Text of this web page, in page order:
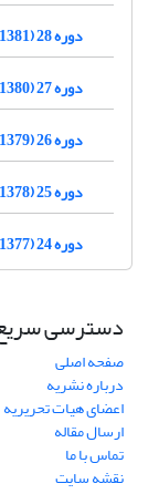
دوره 28 (1381)
دوره 27 (1380)
دوره 26 (1379)
دوره 25 (1378)
دوره 24 (1377)
دسترسی
صفحه اصلی
درباره نشریه
اعضای هیات تحریریه
ارسال مقاله
تماس با ما
نقشه سایت